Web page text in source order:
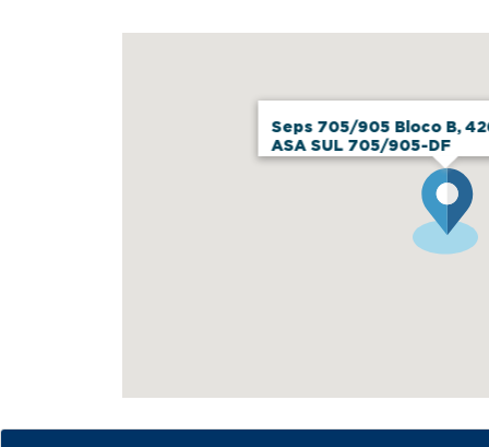
Seps 705/905 Bloco B,
ASA SUL 705/905-DF